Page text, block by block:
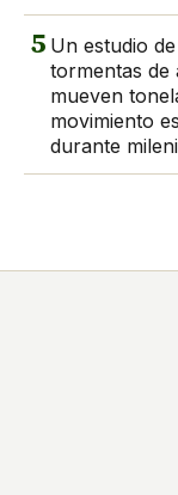
5 Un estudio
tormentas de
mueven
movimiento
durante